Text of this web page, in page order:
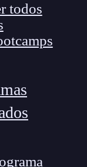
todos